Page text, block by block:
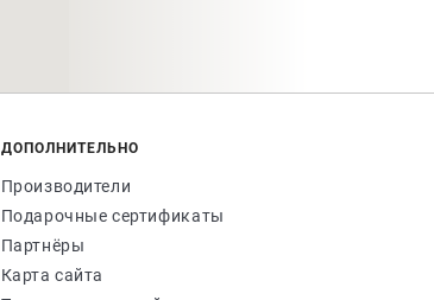
ДОПОЛНИТЕЛЬНО
Производители
Подарочные сертификаты
Партнёры
Карта сайта